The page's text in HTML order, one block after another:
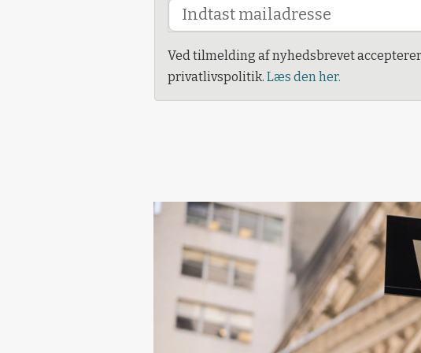
Ved tilmelding af nyhedsbrevet
privatlivspolitik. Læs den her.